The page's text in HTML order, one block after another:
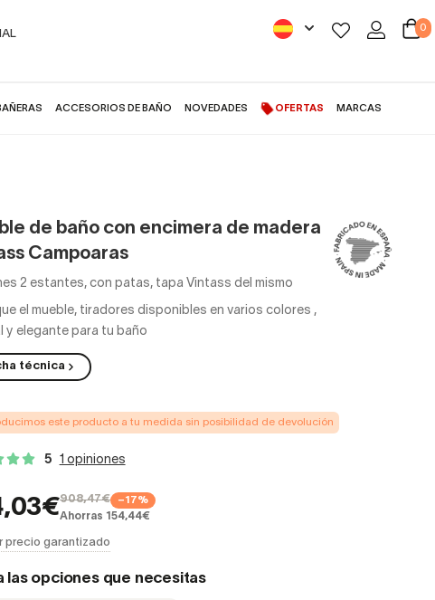
0
ACCESORIOS DE BAÑO NOVEDADES OFERTAS MARCAS
de baño con encimera de madera
Campoaras
2 estantes, con patas, tapa Vintass del mismo
el mueble, tiradores disponibles en varios colores ,
y elegante para tu baño
técnica
este producto a tu medida sin posibilidad de devolución
5 1 opiniones
908,47€ −17%
Ahorras 154,44€
precio garantizado
las opciones que necesitas